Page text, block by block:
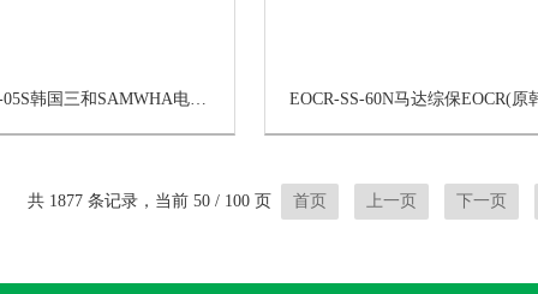
EOCRSS-05S韩国三和SAMWHA电机综合保护器
共 1877 条记录，当前 50 / 100 页 首页 上一页 下一页